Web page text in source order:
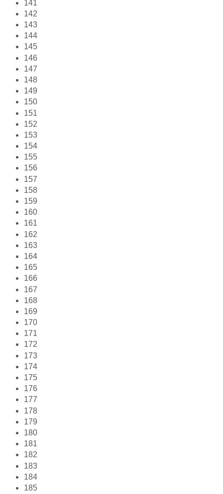
141
142
143
144
145
146
147
148
149
150
151
152
153
154
155
156
157
158
159
160
161
162
163
164
165
166
167
168
169
170
171
172
173
174
175
176
177
178
179
180
181
182
183
184
185